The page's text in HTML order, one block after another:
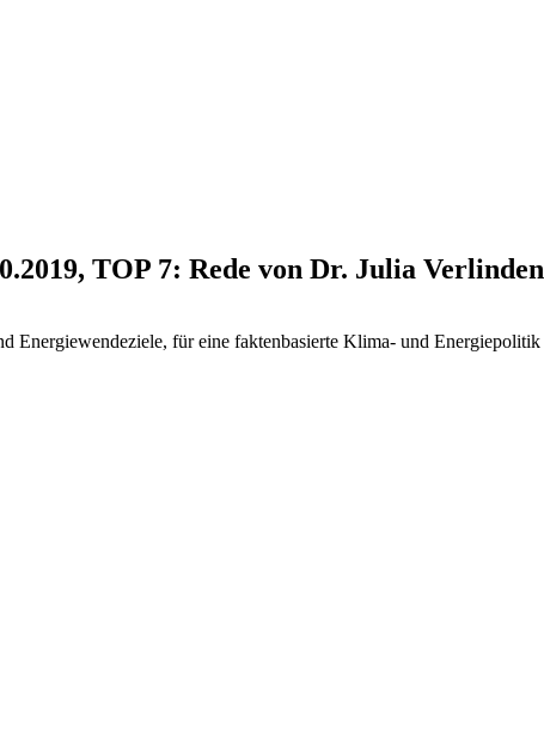
TOP 7: Rede von Dr. Julia Verlinden
Energiewendeziele, für eine faktenbasierte Klima- und Energiepolitik